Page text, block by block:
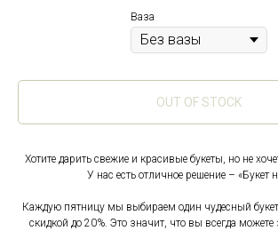
Ваза
OUT OF STOCK
Хотите дарить свежие и красивые букеты, но не
У нас есть отличное решение – «Букет
Каждую пятницу мы выбираем один чудесный букет
скидкой до 20%. Это значит, что вы всегда можете